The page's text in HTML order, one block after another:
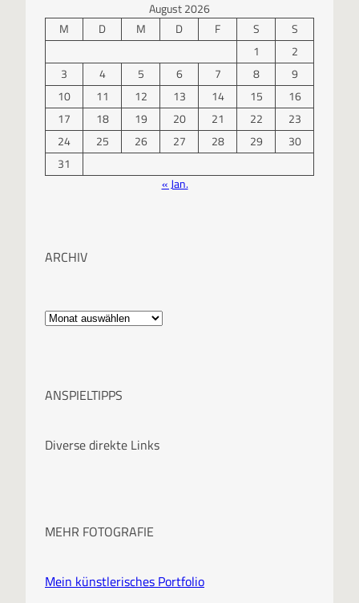
August 2026
M
D M D F S
S
1
2
3
4 5 6 7 8
9
10
11 12 13 14 15
16
17
18 19 20 21 22
23
24
25 26 27 28 29
30
31
« Jan.
ARCHIV
A
i
ANSPIELTIPPS
Diverse direkte Links
MEHR FOTOGRAFIE
Mein künstlerisches Portfolio